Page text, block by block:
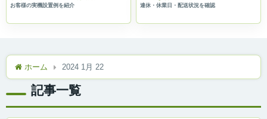
ホーム 2024 1月 22
記事一覧